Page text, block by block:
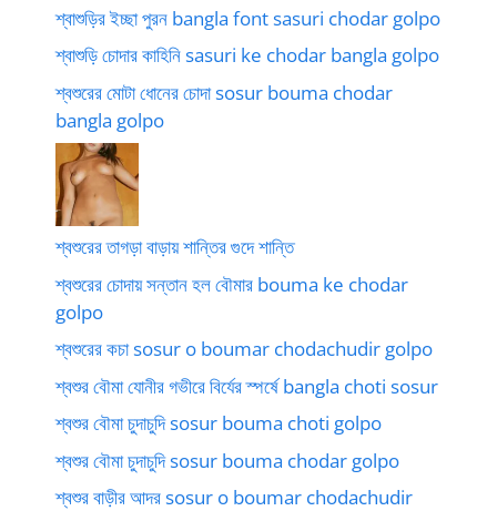
শ্বাশুড়ির ইচ্ছা পুরন bangla font sasuri chodar golpo
শ্বাশুড়ি চোদার কাহিনি sasuri ke chodar bangla golpo
শ্বশুরের মোটা ধোনের চোদা sosur bouma chodar
bangla golpo
শ্বশুরের তাগড়া বাড়ায় শান্তির গুদে শান্তি
শ্বশুরের চোদায় সন্তান হল বৌমার bouma ke chodar
golpo
শ্বশুরের কচা sosur o boumar chodachudir golpo
শ্বশুর বৌমা যোনীর গভীরে বির্যের স্পর্ষে bangla choti sosur
শ্বশুর বৌমা চুদাচুদি sosur bouma choti golpo
শ্বশুর বৌমা চুদাচুদি sosur bouma chodar golpo
শ্বশুর বাড়ীর আদর sosur o boumar chodachudir